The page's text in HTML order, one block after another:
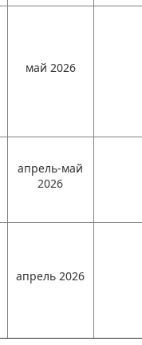
май 2026
апрель-май
2026
апрель 2026